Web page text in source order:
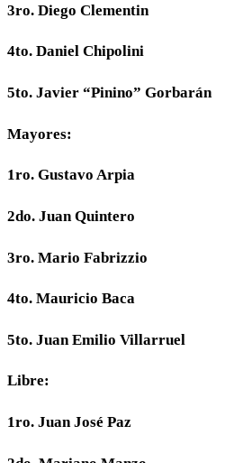
3ro. Diego Clementin
4to. Daniel Chipolini
5to. Javier “Pinino” Gorbarán
Mayores:
1ro. Gustavo Arpia
2do. Juan Quintero
3ro. Mario Fabrizzio
4to. Mauricio Baca
5to. Juan Emilio Villarruel
Libre:
1ro. Juan José Paz